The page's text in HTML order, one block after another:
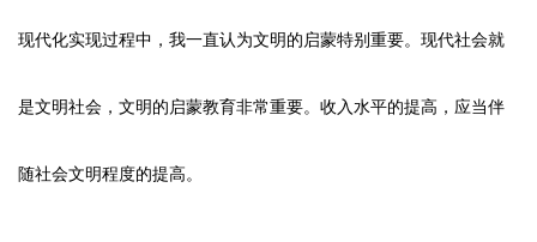
现代化实现过程中，我一直认为文明的启蒙特别重要。现代社会就
是文明社会，文明的启蒙教育非常重要。收入水平的提高，应当伴
随社会文明程度的提高。